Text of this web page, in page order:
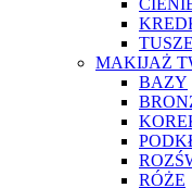
TUSZE
MAKIJAŻ
BAZY
RÓŻE